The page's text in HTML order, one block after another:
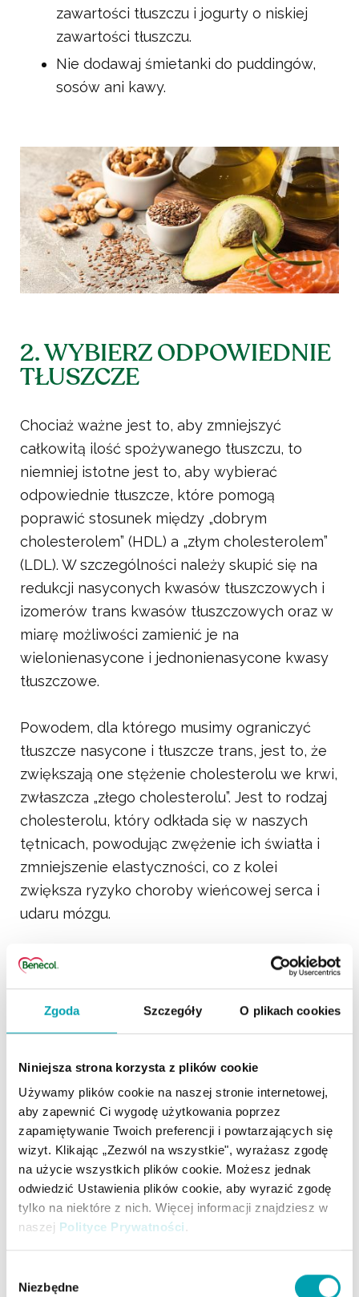
Zgoda Szczegóły O plikach cookies
Niniejsza strona korzysta z plików cookie
Używamy plików cookie na naszej stronie internetowej,
aby zapewnić Ci wygodę użytkowania poprzez
zapamiętywanie Twoich preferencji i powtarzających się
wizyt. Klikając „Zezwól na wszystkie", wyrażasz zgodę
na użycie wszystkich plików cookie. Możesz jednak
odwiedzić Ustawienia plików cookie, aby wyrazić zgodę
tylko na niektóre z nich. Więcej informacji znajdziesz w
naszej Polityce Prywatności .
zgody
Niezbędne
zawartości tłuszczu i jogurty o niskiej
zawartości tłuszczu.
Nie dodawaj śmietanki do puddingów,
sosów ani kawy.
2. WYBIERZ ODPOWIEDNIE
TŁUSZCZE
Chociaż ważne jest to, aby zmniejszyć
całkowitą ilość spożywanego tłuszczu, to
niemniej istotne jest to, aby wybierać
odpowiednie tłuszcze, które pomogą
poprawić stosunek między „dobrym
cholesterolem” (HDL) a „złym cholesterolem”
(LDL). W szczególności należy skupić się na
redukcji nasyconych kwasów tłuszczowych i
izomerów trans kwasów tłuszczowych oraz w
miarę możliwości zamienić je na
wielonienasycone i jednonienasycone kwasy
tłuszczowe.
Powodem, dla którego musimy ograniczyć
tłuszcze nasycone i tłuszcze trans, jest to, że
zwiększają one stężenie cholesterolu we krwi,
zwłaszcza „złego cholesterolu”. Jest to rodzaj
cholesterolu, który odkłada się w naszych
tętnicach, powodując zwężenie ich światła i
zmniejszenie elastyczności, co z kolei
zwiększa ryzyko choroby wieńcowej serca i
udaru mózgu.
Większość produktów zawiera mieszankę
klasyfikuje się je według tych, które znajdują
się w nich w największych ilościach.
Tłuszcze nasycone
Do najbogatszych źródeł nasyconych kwasów
tłuszczowych należą czerwone mięso,
pełnotłuste produkty mleczne i tłuszcze, takie
jak masło, smalec i masło ghee, a także olej
kokosowy i palmowy. Ale wyroby cukiernicze
takie jak ciasta, herbatniki, ciastka i czekolada
nasyconych w naszej diecie, więc równie